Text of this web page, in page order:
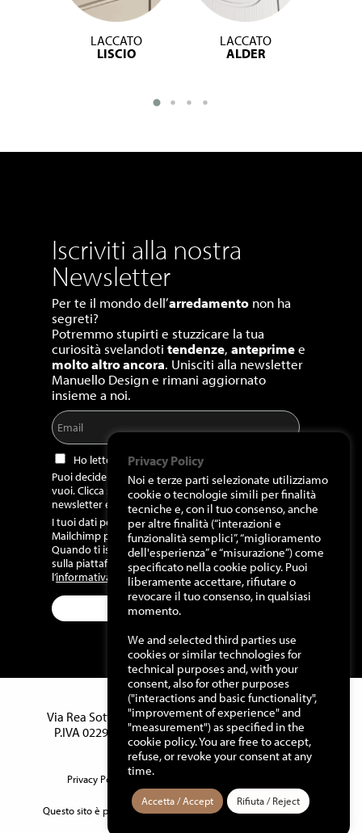
LACCATO
LISCIO
LACCATO
ALDER
Iscriviti alla nostra
Newsletter
Per te il mondo dell’arredamento non ha
segreti?
Potremmo stupirti e stuzzicare la tua
curiosità svelandotitendenze,anteprimee
molto altro ancora. Unisciti alla newsletter
Manuello Design e rimani aggiornato
insieme a noi.
Ho letto e accetto laprivacy policy
Puoi decidere di annullare la sottoscrizione quando
vuoi. Clicca sul link presente in fondo alle nostre
newsletter e modifica la tua preferenza.
I tuoi dati per noi sono importanti. Abbiamo scelto
Mailchimp per l’invio delle nostre comunicazioni.
Quando ti iscrivi, acconsenti di venire registrato
sulla piattaforma. Per maggiori info, consulta
l’informativa privacy Mailchimp..
Manuello Design Srl
Via Rea Sottana, 15 – 12060 Murazzano (Cn) Italy –
P.IVA 02291460042 – Tel.0173 791110– Fax 0173
791555
Privacy Policy –Cookie Policy
Questo sito è protetto da reCAPTCHA e la Privacy Policye
Terms
Privacy Policy
Noi e terze parti selezionate utilizziamo
cookie o tecnologie simili per finalità
tecniche e, con il tuo consenso, anche
per altre finalità (“interazioni e
funzionalità semplici”, “miglioramento
dell'esperienza” e “misurazione”) come
specificato nella cookie policy. Puoi
liberamente accettare, rifiutare o
revocare il tuo consenso, in qualsiasi
momento.
We and selected third parties use
cookies or similar technologies for
technical purposes and, with your
consent, also for other purposes
("interactions and basic functionality",
"improvement of experience" and
"measurement") as specified in the
cookie policy. You are free to accept,
refuse, or revoke your consent at any
time.
Accetta / Accept Rifiuta / Reject